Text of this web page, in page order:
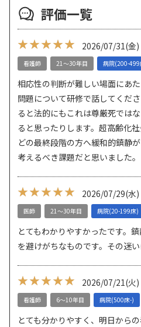
評価一覧
★★★★★
★★★★★ 2026/07/31(金)
看護師 21～30年目 病院(200-499
相応性の判断が難しい場面にあ
問題について研修で話してくだ
ると法的にもこれは尊厳死では
ると思ったりします。超高齢化
どの最終段階の方へ緩和的鎮静
考えるべき課題だと思いました。
★★★★★
★★★★★ 2026/07/29(水)
医師 21～30年目 病院(20-199床)
とてもわかりやすかったです。
を避けがちなものです。その迷
★★★★★
★★★★★ 2026/07/21(火)
看護師 6～10年目 病院(500床-)
とても分かりやすく、明日から